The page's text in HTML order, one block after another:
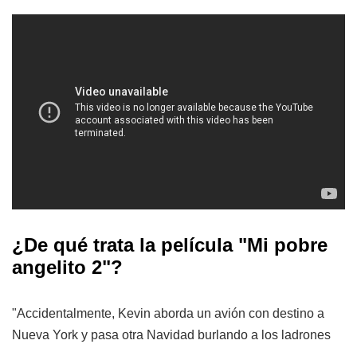
¿De qué trata la película "Mi pobre
angelito 2"?
"Accidentalmente, Kevin aborda un avión con destino a
Nueva York y pasa otra Navidad burlando a los ladrones